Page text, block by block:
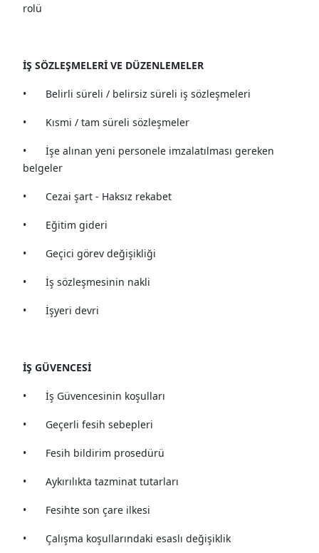
rolü
İŞ SÖZLEŞMELERİ VE DÜZENLEMELER
• Belirli süreli / belirsiz süreli iş sözleşmeleri
• Kısmi / tam süreli sözleşmeler
•
İşe alınan yeni personele imzalatılması gereken
belgeler
• Cezai şart - Haksız rekabet
• Eğitim gideri
• Geçici görev değişikliği
• İş sözleşmesinin nakli
• İşyeri devri
İŞ GÜVENCESİ
• İş Güvencesinin koşulları
• Geçerli fesih sebepleri
• Fesih bildirim prosedürü
• Aykırılıkta tazminat tutarları
• Fesihte son çare ilkesi
• Çalışma koşullarındaki esaslı değişiklik